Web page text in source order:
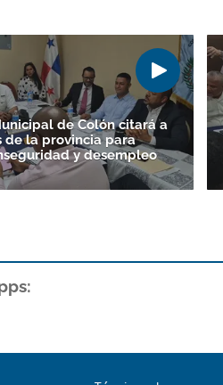
de Colón citará a
de la provincia para
y desempleo